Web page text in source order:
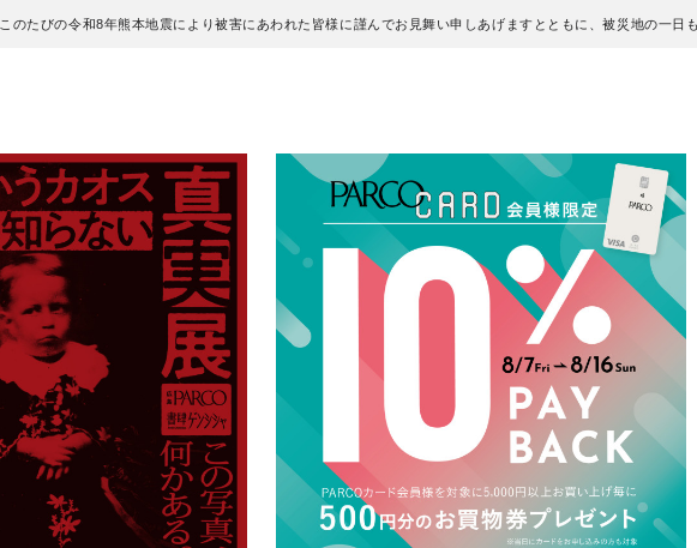
このたびの令和8年熊本地震により被害にあわれた皆様に謹んでお見舞い申しあげますとともに、被災地の一日